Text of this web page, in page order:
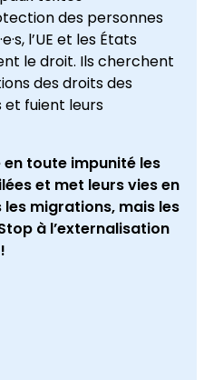
des personnes
l’UE et les États
le droit. Ils cherchent
des droits des
et fuient leurs
toute impunité les
et met leurs vies en
les migrations, mais les
à l’externalisation